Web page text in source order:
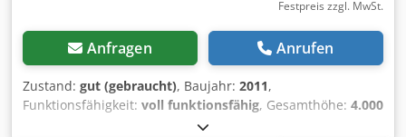
Festpreis zzgl. MwSt.
Anfragen Anrufen
Zustand: gut (gebraucht), Baujahr: 2011,
Funktionsfähigkeit: voll funktionsfähig, Gesamthöhe: 4.000
6.500 mm